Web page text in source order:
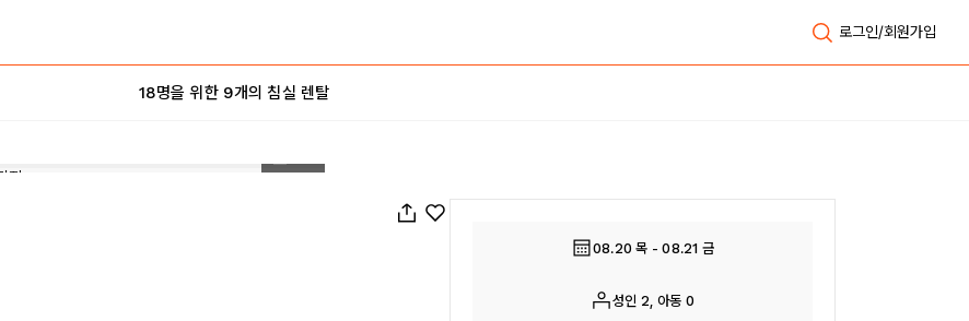
로그인/회원가입
18명을 위한 9개의 침실 렌탈
08.20 목 - 08.21 금
성인 2, 아동 0